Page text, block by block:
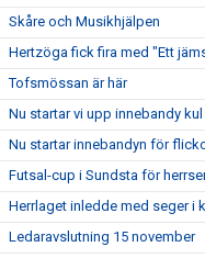
Skåre och Musikhjälpen
Hertzöga fick fira med "Ett
Tofsmössan är här
Nu startar vi upp innebandy
Nu startar innebandyn för
Futsal-cup i Sundsta för
Herrlaget inledde med seger i
Ledaravslutning 15 november